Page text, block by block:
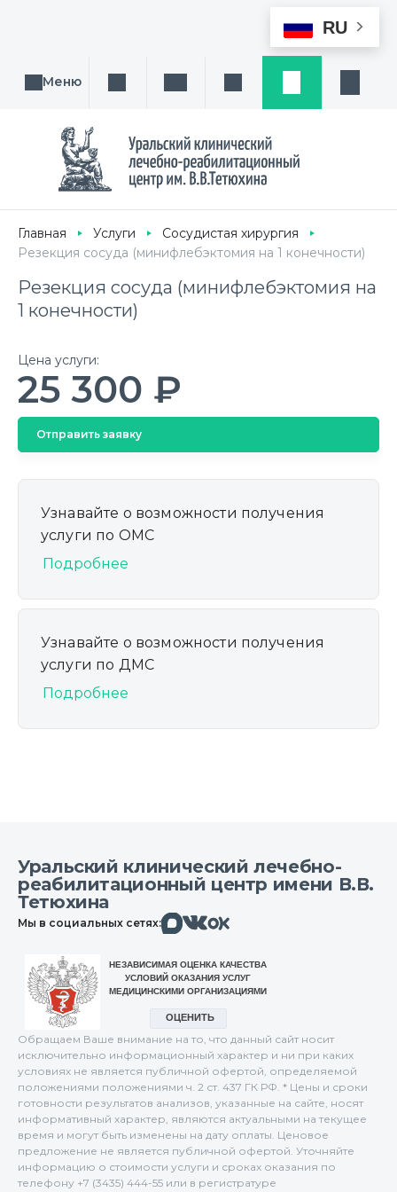
RU
Меню Поиск услуги, направления или врача
Написать намЗаказ звонка
Главная Услуги
Сосудистая хирургия
Резекция сосуда (минифлебэктомия на 1 конечности)
Резекция сосуда (минифлебэктомия на
1 конечности)
Цена услуги:
25 300 ₽
Отправить заявку
Узнавайте о возможности получения
услуги по ОМС
Подробнее
Узнавайте о возможности получения
услуги по ДМС
Подробнее
Уральский клинический лечебно-
реабилитационный центр имени В.В.
Тетюхина
Мы в социальных сетях:МаксВконтактеОдноклассники
Обращаем Ваше внимание на то, что данный сайт носит
исключительно информационный характер и ни при каких
условиях не является публичной офертой, определяемой
положениями положениями ч. 2 ст. 437 ГК РФ. * Цены и сроки
готовности результатов анализов, указанные на сайте, носят
информативный характер, являются актуальными на текущее
время и могут быть изменены на дату оплаты. Ценовое
предложение не является публичной офертой. Уточняйте
информацию о стоимости услуги и сроках оказания по
телефону +7 (3435) 444-55 или в регистратуре